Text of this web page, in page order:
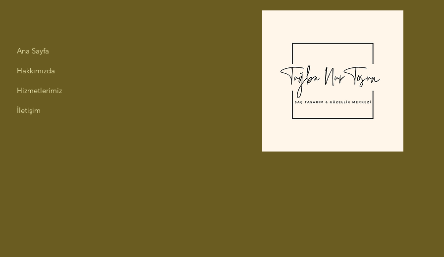
Ana Sayfa
Hakkımızda
Hizmetlerimiz
İletişim